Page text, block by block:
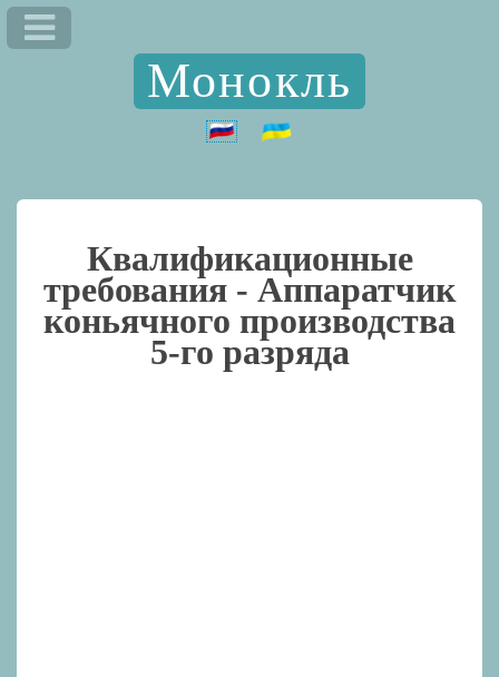
Монокль
Квалификационные
требования - Аппаратчик
коньячного производства
5-го разряда